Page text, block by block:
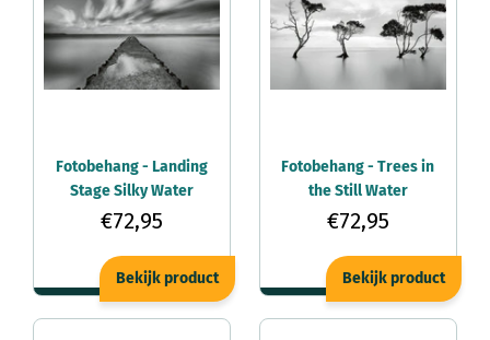
Fotobehang - Landing
Stage Silky Water
384x260cm -
€72,95
Bekijk product
Fotobehang - Trees in
the Still Water
384x260cm -
€72,95
Bekijk product